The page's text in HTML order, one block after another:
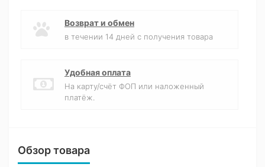
Возврат и обмен
в течении 14 дней с получения товара
Удобная оплата
На карту/счёт ФОП или наложенный
платёж.
Обзор товара